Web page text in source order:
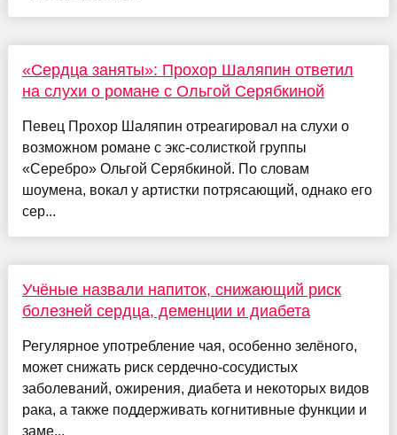
«Сердца заняты»: Прохор Шаляпин ответил
на слухи о романе с Ольгой Серябкиной
Певец Прохор Шаляпин отреагировал на слухи о
возможном романе с экс-солисткой группы
«Серебро» Ольгой Серябкиной. По словам
шоумена, вокал у артистки потрясающий, однако его
сер...
Учёные назвали напиток, снижающий риск
болезней сердца, деменции и диабета
Регулярное употребление чая, особенно зелёного,
может снижать риск сердечно-сосудистых
заболеваний, ожирения, диабета и некоторых видов
рака, а также поддерживать когнитивные функции и
заме...